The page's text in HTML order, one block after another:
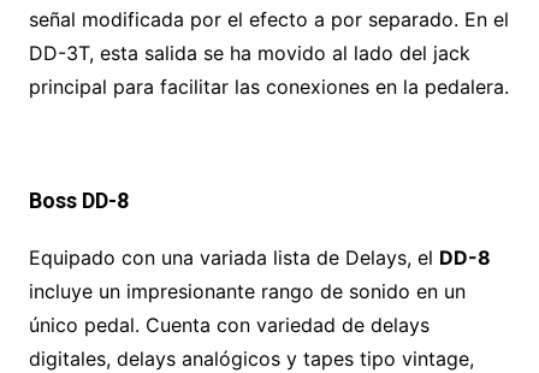
señal modificada por el efecto a por separado. En el
DD-3T, esta salida se ha movido al lado del jack
principal para facilitar las conexiones en la pedalera.
Boss DD-8
Equipado con una variada lista de Delays, el DD-8
incluye un impresionante rango de sonido en un
único pedal. Cuenta con variedad de delays
digitales, delays analógicos y tapes tipo vintage,